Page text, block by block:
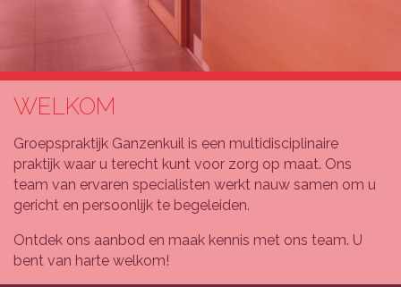
GROEPSPRAKTIJK
WELKOM
Groepspraktijk Ganzenkuil is een multidisciplinaire
praktijk waar u terecht kunt voor zorg op maat. Ons
team van ervaren specialisten werkt nauw samen om u
gericht en persoonlijk te begeleiden.
Ontdek ons aanbod en maak kennis met ons team. U
bent van harte welkom!